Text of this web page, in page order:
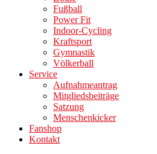
Fußball
Power Fit
Indoor-Cycling
Kraftsport
Gymnastik
Völkerball
Service
Aufnahmeantrag
Mitgliedsbeiträge
Satzung
Menschenkicker
Fanshop
Kontakt